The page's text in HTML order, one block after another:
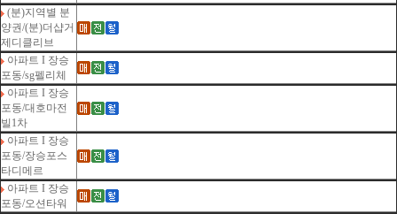
(분)지역별 분
양권/(분)더샵거
제디클리브
아파트 I 장승
포동/sg펠리체
아파트 I 장승
포동/대호마전
빌1차
아파트 I 장승
포동/장승포스
타디메르
아파트 I 장승
포동/오션타워